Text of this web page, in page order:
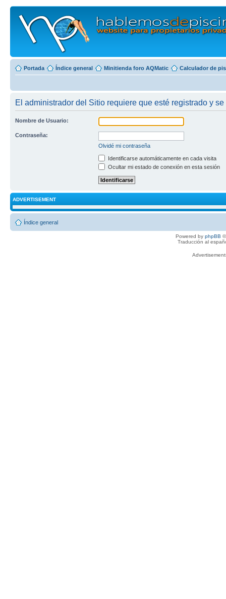
Portada Índice general Minitienda foro AQMatic Calculador de
El administrador del Sitio requiere que esté registrado y
Nombre de Usuario:
Contraseña:
Olvidé mi contraseña
Identificarse automáticamente en cada visita
Ocultar mi estado de conexión en esta sesión
ADVERTISEMENT
Índice general
Powered by phpBB
Traducción al